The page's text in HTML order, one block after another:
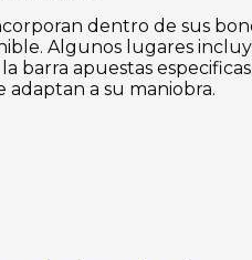
dentro de sus
Algunos lugares
apuestas
adaptan a su maniobra.